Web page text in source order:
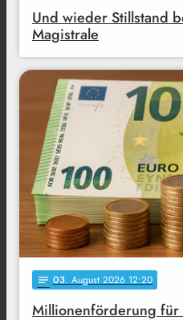
Und wieder Stillstand
Magistrale
notes 03. August 2026 12:20
Millionenförderung für